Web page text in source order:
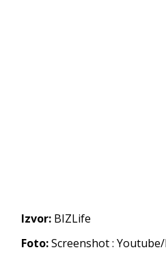
Izvor: BIZLife
Foto:Screenshot :